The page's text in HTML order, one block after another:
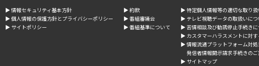
▶︎ 情報セキュリティ基本方針
▶︎ 個人情報の保護方針とプライバシーポリシー
▶︎ サイトポリシー
▶︎ 約款
▶︎ 番組審議会
▶︎ 番組基準について
▶︎ 特定個人情報等の適切な取り
▶︎ テレビ視聴データの取扱いにつ
▶︎ 苦情相談及び勧誘停止手続きに
▶︎ カスタマーハラスメントに対
▶︎ 情報流通プラットフォーム対処
発信者情報開示請求手続きの
▶︎ サイトマップ